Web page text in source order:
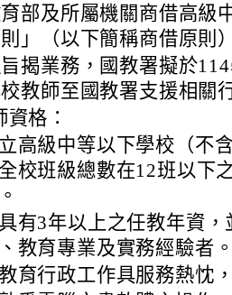
部及所屬機關商借高級
」（以下簡稱商借原則
揭業務，國教署擬於
教師至國教署支援相關
資格：
高級中等以下學校（不
校班級總數在12班以下
有3年以上之任教年資
教育專業及實務經驗者
育行政工作具服務熱忱